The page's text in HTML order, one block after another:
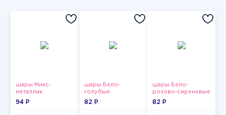
шары Микс-
металлик
94 P
шары Бело-
голубые
пастельные
82 P
шары Бело-
розово-сиреневые
пастельные
82 P